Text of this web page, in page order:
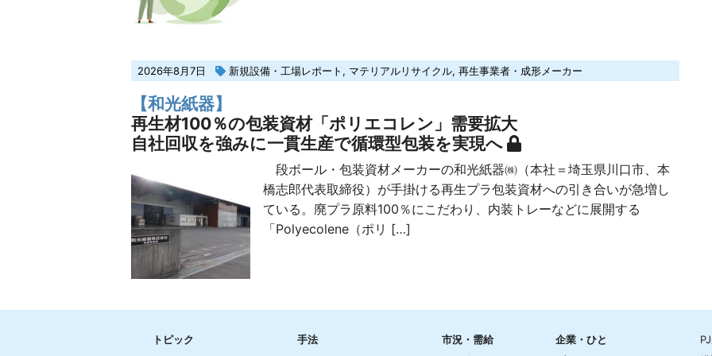
2026年8月7日 新規設備・工場レポート , マテリアルリサイクル, 再生事業者・成形メーカー
【和光紙器】
再生材100％の包装資材「ポリエコレン」需要拡大
自社回収を強みに一貫生産で循環型包装を実現へ
段ボール・包装資材メーカーの和光紙器㈱（本社＝埼玉県川口市、本
橋志郎代表取締役）が手掛ける再生プラ包装資材への引き合いが急増し
ている。廃プラ原料100％にこだわり、内装トレーなどに展開する
「Polyecolene（ポリ […]
トピック
手法
市況・需給
企業・ひと